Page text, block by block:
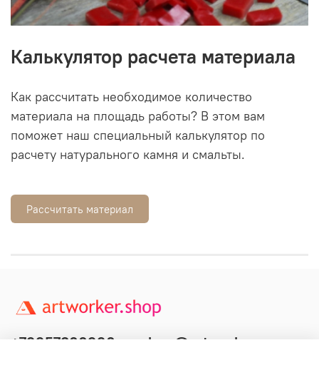
Калькулятор расчета материала
Как рассчитать необходимое количество
материала на площадь работы? В этом вам
поможет наш специальный калькулятор по
расчету натурального камня и смальты.
Рассчитать материал
+79957800990 shop@artworker.pro